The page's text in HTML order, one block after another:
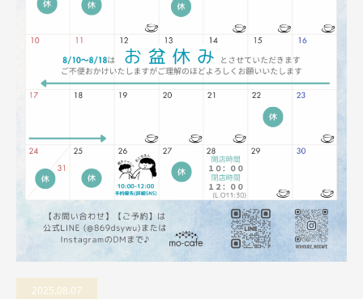
2025.08.07